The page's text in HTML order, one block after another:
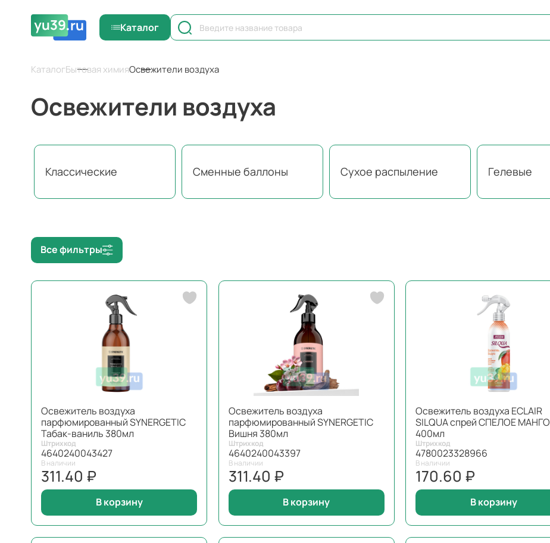
Каталог
КаталогБытовая химияОсвежители воздуха
Освежители воздуха
Классические Сменные баллоны Сухое распыление Гелевые
Все фильтры
Освежитель воздуха
парфюмированный SYNERGETIC
Табак-ваниль 380мл
Штрихкод
4640240043427
В наличии
311.40 ₽
В корзину
Освежитель воздуха
парфюмированный SYNERGETIC
Вишня 380мл
Штрихкод
4640240043397
В наличии
311.40 ₽
В корзину
Освежитель воздуха ЕCLAIR
SILQUA спрей СПЕЛОЕ МАНГО
400мл
Штрихкод
4780023328966
В наличии
170.60 ₽
В корзину